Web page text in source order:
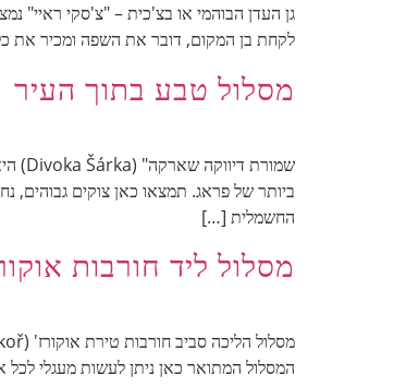
גן העדן הבוהמי או בצ'כית – "צ'סקי ראיי"
לקחת בן המקום, דובר את השפה ומכיר את כל הפינות. אני מטייל באזור
מסלול טבע בתוך העיר
ביותר של פראג. תמצאו כאן צוקים גבוהים,
החשמלית […]
מסלול ליד חורבות
המסלול המתואר כאן ניתן לעשות מעגלי לכל אורכו – 8.6 ק"מ, כ-3 שעות, או פשוט לחזור אחורה בכל נקודה. מתחילים בחניון למרגלות הטירה, ומשם